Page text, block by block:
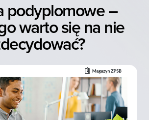
podyplomowe –
warto się na nie